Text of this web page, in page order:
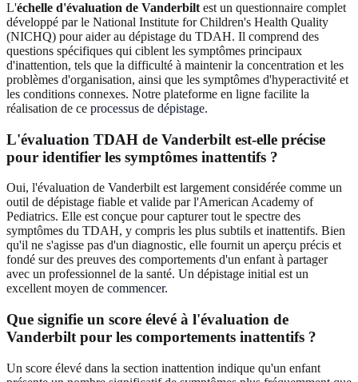
L'échelle d'évaluation de Vanderbilt est un questionnaire complet
développé par le National Institute for Children's Health Quality
(NICHQ) pour aider au dépistage du TDAH. Il comprend des
questions spécifiques qui ciblent les symptômes principaux
d'inattention, tels que la difficulté à maintenir la concentration et les
problèmes d'organisation, ainsi que les symptômes d'hyperactivité et
les conditions connexes. Notre plateforme en ligne facilite la
réalisation de ce processus de dépistage.
L'évaluation TDAH de Vanderbilt est-elle précise
pour identifier les symptômes inattentifs ?
Oui, l'évaluation de Vanderbilt est largement considérée comme un
outil de dépistage fiable et valide par l'American Academy of
Pediatrics. Elle est conçue pour capturer tout le spectre des
symptômes du TDAH, y compris les plus subtils et inattentifs. Bien
qu'il ne s'agisse pas d'un diagnostic, elle fournit un aperçu précis et
fondé sur des preuves des comportements d'un enfant à partager
avec un professionnel de la santé. Un dépistage initial est un
excellent moyen de commencer.
Que signifie un score élevé à l'évaluation de
Vanderbilt pour les comportements inattentifs ?
Un score élevé dans la section inattention indique qu'un enfant